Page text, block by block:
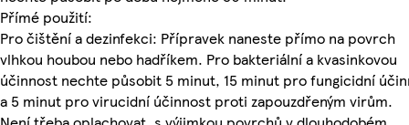
Přímé použití:
Pro čištění a dezinfekci: Přípravek naneste přímo na povrch
vlhkou houbou nebo hadříkem. Pro bakteriální a kvasinkovou
účinnost nechte působit 5 minut, 15 minut pro fungicidní
a 5 minut pro virucidní účinnost proti zapouzdřeným virům.